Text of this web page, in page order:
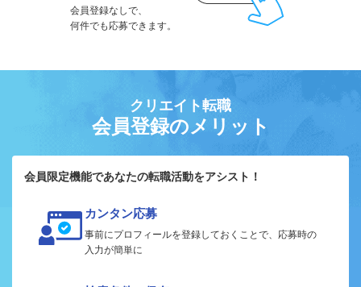
会員登録なしで、
何件でも応募できます。
クリエイト転職
会員登録のメリット
会員限定機能であなたの転職活動をアシスト！
カンタン応募
事前にプロフィールを登録しておくことで、応募時の
入力が簡単に